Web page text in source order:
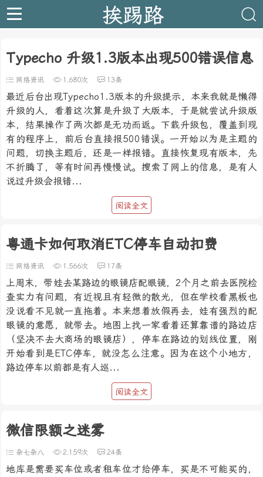
挨踢路
Typecho 升级1.3版本出现500错误信息
网络资讯 1,680次 13条
最近后台出现Typecho1.3版本的升级提示，本来我就是懒得
升级的人，看着这次算是升级了大版本，于是就尝试升级版
本，结果操作了两次都是无功而返。下载升级包，覆盖到现
有的程序上，前后台直接报500错误。一开始以为是主题的
问题，切换主题后，还是一样报错。直接恢复现有版本，先
不折腾了，等有时间再慢慢试。搜索了网上的信息，是有人
说过升级会报错...
阅读全文
粤通卡如何取消ETC停车自动扣费
网络资讯 1,566次 17条
上周末，带娃去某路边的眼镜店配眼镜，2个月之前去医院检
查实力有问题，有近视且有轻微的散光，但在学校看黑板也
没说看不见就一直拖着。本来想着放假再去，娃有强烈的配
眼镜的意愿，就带去。地图上找一家看着还算靠谱的路边店
（坚决不去大商场的眼镜店），停车在路边的划线位置，刚
开始看到是ETC停车，就没怎么注意。因为在这个小地方，
路边停车以前都是有人巡...
阅读全文
微信限额之迷雾
杂七杂八 2,159次 24条
地库是需要买车位或者租车位才给停车，买是不可能买的，